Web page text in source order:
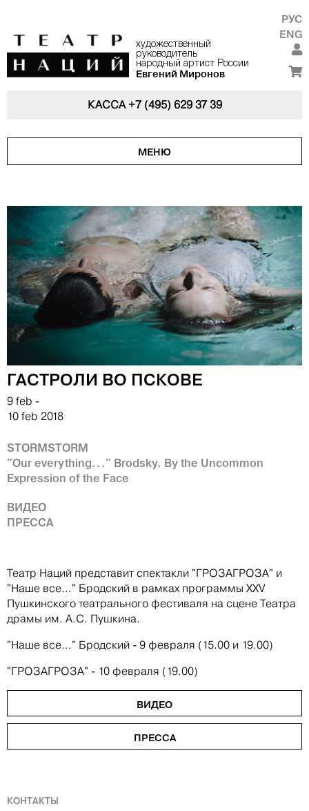
художественный
руководитель
народный артист России
Евгений Миронов
РУС
ENG
КАССА+7 (495) 629 37 39
МЕНЮ
ГАСТРОЛИ ВО ПСКОВЕ
9 feb -
10 feb 2018
STORMSTORM
"Our everything..." Brodsky. By the Uncommon
Expression of the Face
ВИДЕО
ПРЕССА
Театр Наций представит спектакли "ГРОЗАГРОЗА" и
"Наше все..." Бродский в рамках программы XXV
Пушкинского театрального фестиваля на сцене Театра
драмы им. А.С. Пушкина.
"Наше все..." Бродский - 9 февраля (15.00 и 19.00)
"ГРОЗАГРОЗА" - 10 февраля (19.00)
ВИДЕО
ПРЕССА
КОНТАКТЫ